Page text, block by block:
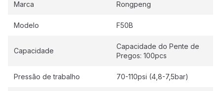
Marca Rongpeng
Modelo F50B
Capacidade
Capacidade do Pente de
Pregos: 100pcs
Pressão de trabalho 70-110psi (4,8-7,5bar)